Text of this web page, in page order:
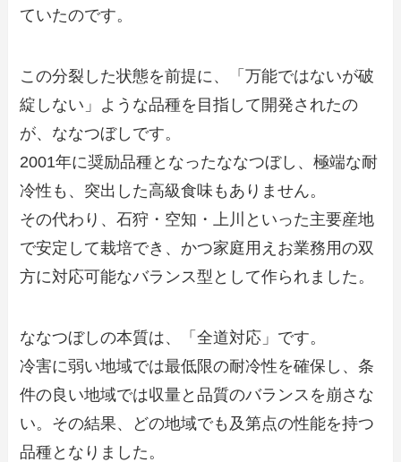
ていたのです。
この分裂した状態を前提に、「万能ではないが破
綻しない」ような品種を目指して開発されたの
が、ななつぼしです。
2001年に奨励品種となったななつぼし、極端な耐
冷性も、突出した高級食味もありません。
その代わり、石狩・空知・上川といった主要産地
で安定して栽培でき、かつ家庭用えお業務用の双
方に対応可能なバランス型として作られました。
ななつぼしの本質は、「全道対応」です。
冷害に弱い地域では最低限の耐冷性を確保し、条
件の良い地域では収量と品質のバランスを崩さな
い。その結果、どの地域でも及第点の性能を持つ
品種となりました。